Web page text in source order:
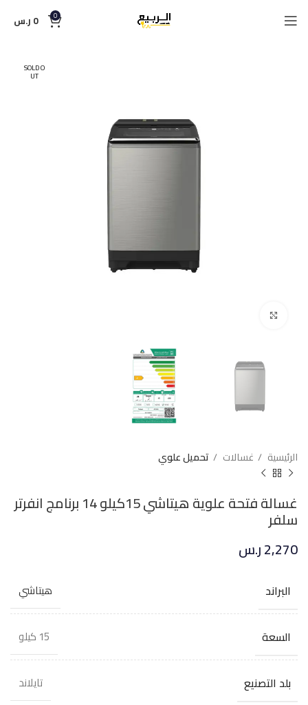
0
0 ر.س
SOLD O
UT
الرئيسية غسالات تحميل علوي
غسالة فتحة علوية هيتاشي 15كيلو 14 برنامج انفرتر
سلفر
2,270ر.س
البراند هيتاشي
السعة 15 كيلو
بلد التصنيع
تايلاند